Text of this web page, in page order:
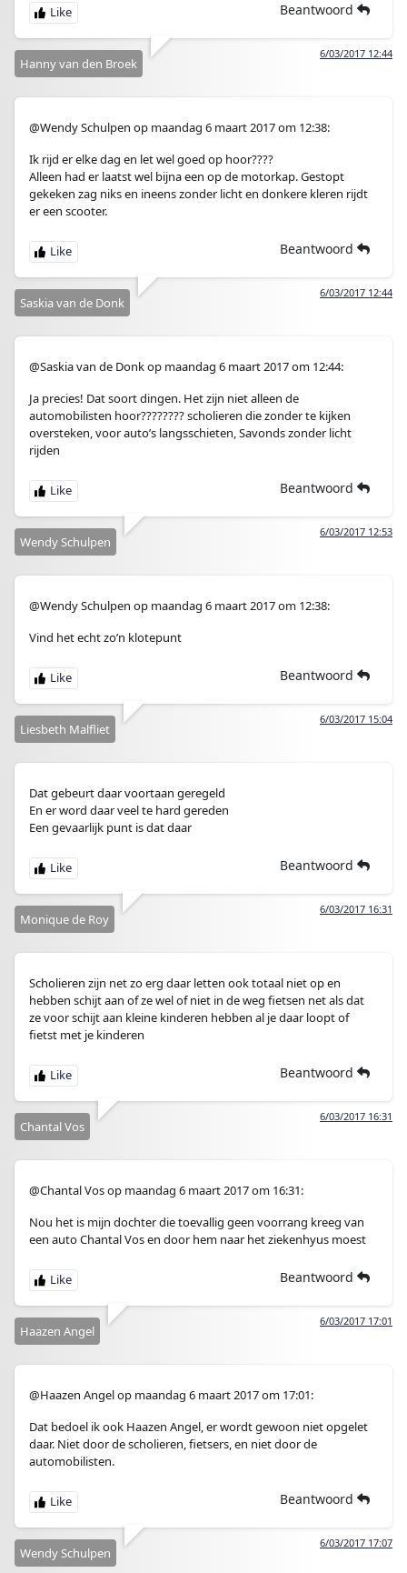
Beantwoord
6/03/2017 12:44
Hanny van den Broek
@Wendy Schulpen op maandag 6 maart 2017 om 12:38:
Ik rijd er elke dag en let wel goed op hoor????
Alleen had er laatst wel bijna een op de motorkap. Gestopt
gekeken zag niks en ineens zonder licht en donkere kleren rijdt
er een scooter.
Beantwoord
6/03/2017 12:44
Saskia van de Donk
@Saskia van de Donk op maandag 6 maart 2017 om 12:44:
Ja precies! Dat soort dingen. Het zijn niet alleen de
automobilisten hoor???????? scholieren die zonder te kijken
oversteken, voor auto’s langsschieten, Savonds zonder licht
rijden
Beantwoord
6/03/2017 12:53
Wendy Schulpen
@Wendy Schulpen op maandag 6 maart 2017 om 12:38:
Vind het echt zo’n klotepunt
Beantwoord
6/03/2017 15:04
Liesbeth Malfliet
Dat gebeurt daar voortaan geregeld
En er word daar veel te hard gereden
Een gevaarlijk punt is dat daar
Beantwoord
6/03/2017 16:31
Monique de Roy
Scholieren zijn net zo erg daar letten ook totaal niet op en
hebben schijt aan of ze wel of niet in de weg fietsen net als dat
ze voor schijt aan kleine kinderen hebben al je daar loopt of
fietst met je kinderen
Beantwoord
6/03/2017 16:31
Chantal Vos
@Chantal Vos op maandag 6 maart 2017 om 16:31:
Nou het is mijn dochter die toevallig geen voorrang kreeg van
een auto Chantal Vos en door hem naar het ziekenhyus moest
Beantwoord
6/03/2017 17:01
Haazen Angel
@Haazen Angel op maandag 6 maart 2017 om 17:01:
Dat bedoel ik ook Haazen Angel, er wordt gewoon niet opgelet
daar. Niet door de scholieren, fietsers, en niet door de
automobilisten.
Beantwoord
6/03/2017 17:07
Wendy Schulpen